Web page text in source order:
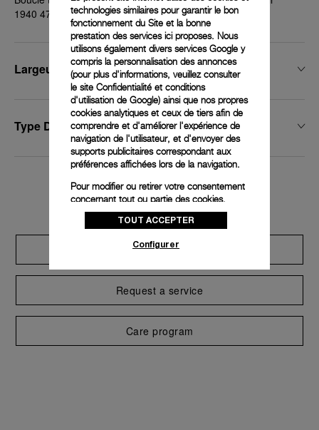
1940 47 mm
Largeur De Boucle
Type De Boucle
Exclusive services
Extend warranty
Request a service
Care program
technologies similaires pour garantir le bon
fonctionnement du Site et la bonne
prestation des services ici proposes. Nous
utilisons également divers services Google y
compris la personnalisation des annonces
(pour plus d'informations, veuillez consulter
le site Confidentialité et conditions
d'utilisation de Google) ainsi que nos propres
cookies analytiques et ceux de tiers afin de
comprendre et d'améliorer l'expérience de
navigation de l'utilisateur, et d'envoyer des
supports publicitaires correspondant aux
préférences affichées lors de la navigation.
Pour modifier ou retirer votre consentement
concernant tout ou partie des cookies,
cliquez sur « Configurer » ou consultez notre
politique des cookiespour obtenir plus
donnez votre consentement pour l’utilisation
des cookies susmentionnés
En cliquant sur « Tout refuser », vous
donnez votre consentement uniquement
pour l’utilisation des cookies techniques.
TOUT ACCEPTER
Configurer